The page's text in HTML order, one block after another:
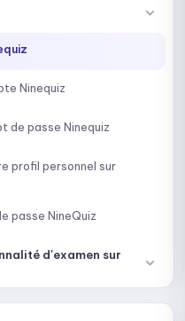
Ninequiz
de passe Ninequiz
profil personnel sur
passe NineQuiz
d'examen sur
en ligne sur NineQuiz